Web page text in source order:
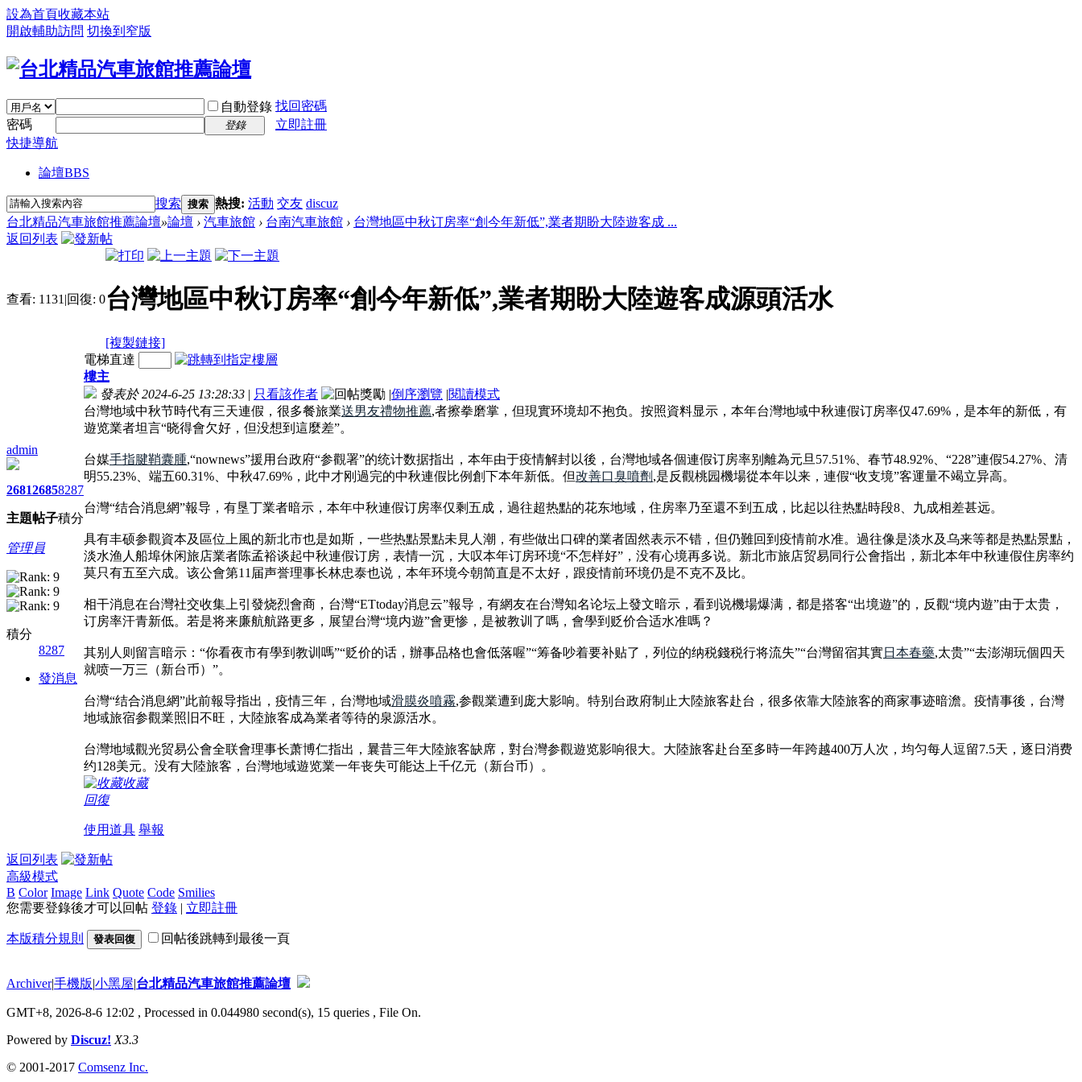
設為首頁收藏本站
開啟輔助訪問 切換到窄版
自動登錄 找回密碼
密碼
登錄
立即註冊
快捷導航
論壇BBS
搜索 搜索 熱搜: 活動 交友 discuz
台北精品汽車旅館推薦論壇»論壇 › 汽車旅館 › 台南汽車旅館 › 台灣地區中秋订房率“創今年新低”,業者期盼大陸遊客成 ...
返回列表
查看: 1131 |回復: 0台灣地區中秋订房率“創今年新低”,業者期盼大陸遊客成源頭活水
[複製鏈接]
admin
2681
主題
2685
帖子
8287
積分
管理員
積分
8287
發消息
電梯直達
樓主
發表於 2024-6-25 13:28:33 | 只看該作者 |倒序瀏覽 |閱讀模式
台灣地域中秋节時代有三天連假，很多餐旅業送男友禮物推薦,者擦拳磨掌，但現實环境却不抱负。按照資料显示，本年台灣地域中秋連假订房率仅47.69%，是本年的新低，有
遊览業者坦言“晓得會欠好，但没想到這麼差”。
台媒手指腱鞘囊腫,“nownews”援用台政府“参觀署”的统计数据指出，本年由于疫情解封以後，台灣地域各個連假订房率别離為元旦57.51%、春节48.92%、“228”連假54.27%、清
明55.23%、端五60.31%、中秋47.69%，此中才刚過完的中秋連假比例創下本年新低。但改善口臭噴劑 ,是反觀桃园機場從本年以来，連假“收支境”客運量不竭立异高。
台灣“结合消息網”報导，有垦丁業者暗示，本年中秋連假订房率仅剩五成，過往超热點的花东地域，住房率乃至還不到五成，比起以往热點時段8、九成相差甚远。
具有丰硕参觀資本及區位上風的新北市也是如斯，一些热點景點未見人潮，有些做出口碑的業者固然表示不错，但仍難回到疫情前水准。過往像是淡水及乌来等都是热點景點，
淡水渔人船埠休闲旅店業者陈孟裕谈起中秋連假订房，表情一沉，大叹本年订房环境“不怎样好”，没有心境再多说。新北市旅店贸易同行公會指出，新北本年中秋連假住房率约
莫只有五至六成。该公會第11届声誉理事长林忠泰也说，本年环境今朝简直是不太好，跟疫情前环境仍是不克不及比。
相干消息在台灣社交收集上引發烧烈會商，台灣“ETtoday消息云”報导，有網友在台灣知名论坛上發文暗示，看到说機場爆满，都是搭客“出境遊”的，反觀“境内遊”由于太贵，
订房率汗青新低。若是将来廉航航路更多，展望台灣“境内遊”會更惨，是被教训了嗎，會學到贬价合适水准嗎？
其别人则留言暗示：“你看夜市有學到教训嗎”“贬价的话，辦事品格也會低落喔”“筹备吵着要补贴了，列位的纳税錢税行将流失”“台灣留宿其實日本春藥,太贵”“去澎湖玩個四天
就喷一万三（新台币）”。
台灣“结合消息網”此前報导指出，疫情三年，台灣地域滑膜炎噴霧,参觀業遭到庞大影响。特别台政府制止大陸旅客赴台，很多依靠大陸旅客的商家事迹暗澹。疫情事後，台灣
地域旅宿参觀業照旧不旺，大陸旅客成為業者等待的泉源活水。
台灣地域觀光贸易公會全联會理事长萧博仁指出，曩昔三年大陸旅客缺席，對台灣参觀遊览影响很大。大陸旅客赴台至多時一年跨越400万人次，均匀每人逗留7.5天，逐日消费
约128美元。没有大陸旅客，台灣地域遊览業一年丧失可能达上千亿元（新台币）。
收藏
回復
使用道具 舉報
返回列表
高級模式
B Color Image Link Quote Code Smilies
您需要登錄後才可以回帖 登錄 | 立即註冊
本版積分規則 發表回復 回帖後跳轉到最後一頁
Archiver|手機版|小黑屋|台北精品汽車旅館推薦論壇
GMT+8, 2026-8-6 12:02 , Processed in 0.044980 second(s), 15 queries , File On.
Powered by Discuz! X3.3
© 2001-2017 Comsenz Inc.